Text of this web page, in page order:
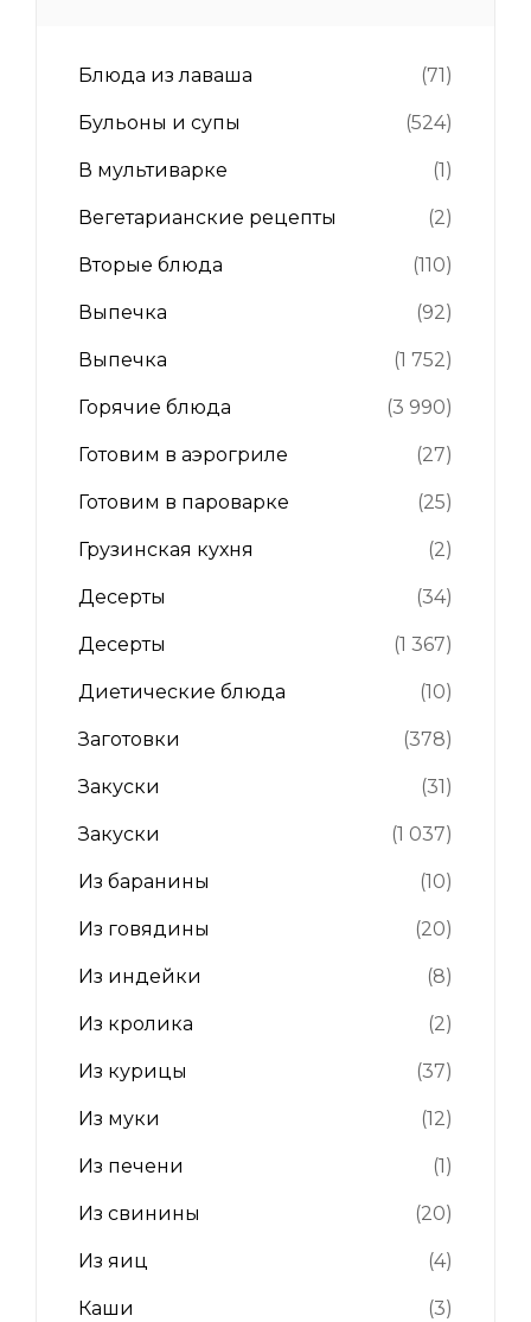
Блюда из лаваша (71)
Бульоны и супы (524)
В мультиварке (1)
Вегетарианские рецепты (2)
Вторые блюда (110)
Выпечка (92)
Выпечка (1 752)
Горячие блюда (3 990)
Готовим в аэрогриле (27)
Готовим в пароварке (25)
Грузинская кухня (2)
Десерты (34)
Десерты (1 367)
Диетические блюда (10)
Заготовки (378)
Закуски (31)
Закуски (1 037)
Из баранины (10)
Из говядины (20)
Из индейки (8)
Из кролика (2)
Из курицы (37)
Из муки (12)
Из печени (1)
Из свинины (20)
Из яиц (4)
Каши (3)